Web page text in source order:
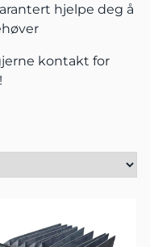
hjelpe deg å
kontakt for